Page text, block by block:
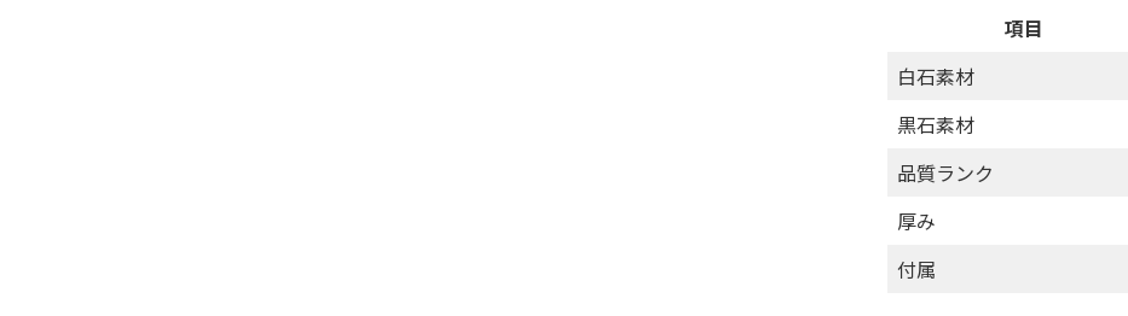
項目
白石素材
黒石素材
品質ランク
厚み
付属